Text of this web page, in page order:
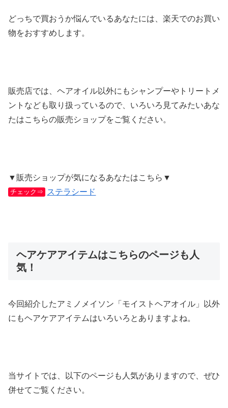
どっちで買おうか悩んでいるあなたには、楽天でのお買い
物をおすすめします。
販売店では、ヘアオイル以外にもシャンプーやトリートメ
ントなども取り扱っているので、いろいろ見てみたいあな
たはこちらの販売ショップをご覧ください。
▼販売ショップが気になるあなたはこちら▼
チェック⇒ ステラシード
ヘアケアアイテムはこちらのページも人
気！
今回紹介したアミノメイソン「モイストヘアオイル」以外
にもヘアケアアイテムはいろいろとありますよね。
当サイトでは、以下のページも人気がありますので、ぜひ
併せてご覧ください。